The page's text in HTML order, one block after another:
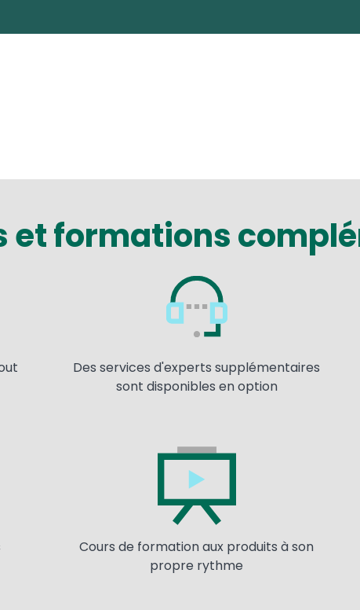
et formations
Des services d'experts supplémentaires
sont disponibles en option
Cours de formation aux produits à son
propre rythme